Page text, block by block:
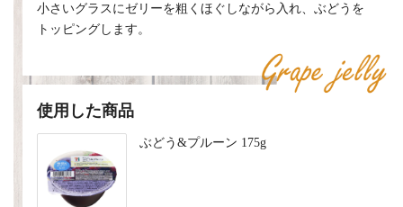
小さいグラスにゼリーを粗くほぐしながら入れ、ぶどうを
トッピングします。
使用した商品
ぶどう&プルーン 175g